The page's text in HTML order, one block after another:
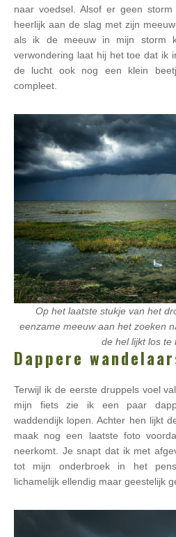
naar voedsel. Alsof er geen
heerlijk aan de slag met zijn
als ik de meeuw in mijn storm
verwondering laat hij het toe dat ik
de lucht ook nog een klein
compleet.
Op het laatste stukje van het
eenzame meeuw aan het zoeken
de hel lijkt los te
Dappere
Terwijl ik de eerste druppels voel
mijn fiets zie ik een paar
waddendijk lopen. Achter hen lijkt
maak nog een laatste foto
neerkomt. Je snapt dat ik met
tot mijn onderbroek in het
lichamelijk ellendig maar geestelijk